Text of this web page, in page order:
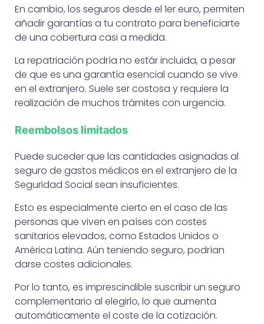
En cambio, los seguros desde el 1er euro, permiten
añadir garantías a tu contrato para beneficiarte
de una cobertura casi a medida.
La repatriación podría no estár incluida, a pesar
de que es una garantía esencial cuando se vive
en el extranjero. Suele ser costosa y requiere la
realización de muchos trámites con urgencia.
Reembolsos limitados
Puede suceder que las cantidades asignadas al
seguro de gastos médicos en el extranjero de la
Seguridad Social sean insuficientes.
Esto es especialmente cierto en el caso de las
personas que viven en países con costes
sanitarios elevados, como Estados Unidos o
América Latina. Aún teniendo seguro, podrían
darse costes adicionales.
Por lo tanto, es imprescindible suscribir un seguro
complementario al elegirlo, lo que aumenta
automáticamente el coste de la cotización.